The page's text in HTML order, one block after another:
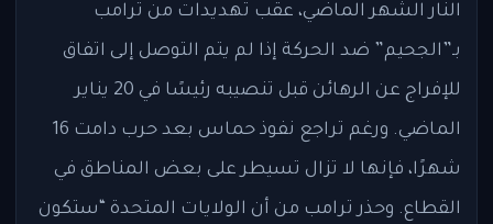
النار الشهر الماضي، عقب تهديدات من ترامب
بـ”الجحيم” ضد الحركة إذا لم يتم التوصل إلى اتفاق
للإفراج عن الرهائن قبل تنصيبه رئيسًا في 20 يناير
الماضي. ورغم تراجع نفوذ حماس بعد حرب دامت 16
شهرًا، فإنها لا تزال تسيطر على بعض المناطق في
القطاع. وحذر ترامب من أن الولايات المتحدة “ستكون